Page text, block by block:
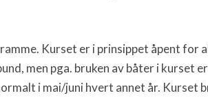
Kurset er i prinsippet åpent for
men pga. bruken av båter i kurset
i mai/juni hvert annet år. Kurset